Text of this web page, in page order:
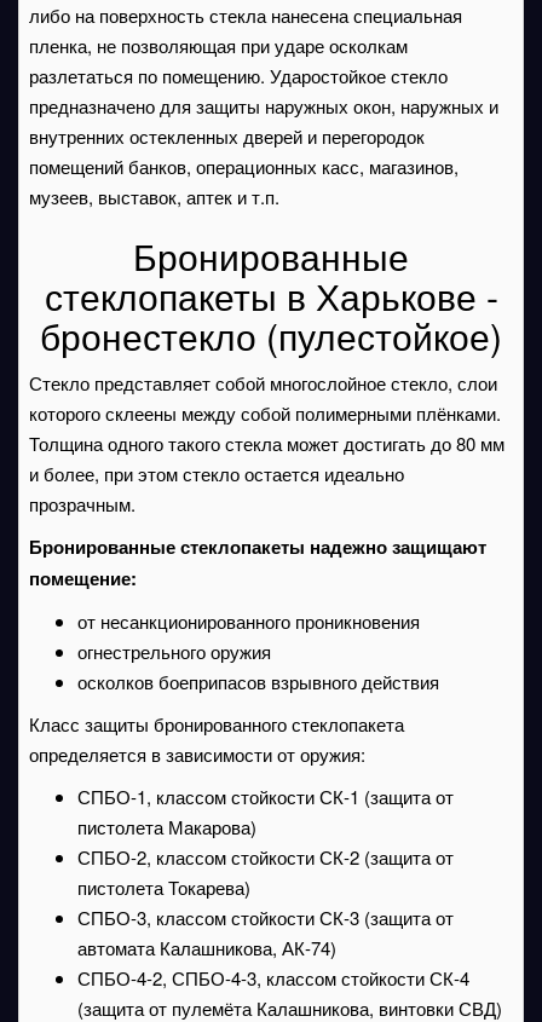
либо на поверхность стекла нанесена специальная
пленка, не позволяющая при ударе осколкам
разлетаться по помещению. Ударостойкое стекло
предназначено для защиты наружных окон, наружных и
внутренних остекленных дверей и перегородок
помещений банков, операционных касс, магазинов,
музеев, выставок, аптек и т.п.
Бронированные
стеклопакеты в Харькове -
бронестекло (пулестойкое)
Стекло представляет собой многослойное стекло, слои
которого склеены между собой полимерными плёнками.
Толщина одного такого стекла может достигать до 80 мм
и более, при этом стекло остается идеально
прозрачным.
Бронированные стеклопакеты надежно защищают
помещение:
от несанкционированного проникновения
огнестрельного оружия
осколков боеприпасов взрывного действия
Класс защиты бронированного стеклопакета
определяется в зависимости от оружия:
СПБО-1, классом стойкости СК-1 (защита от
пистолета Макарова)
СПБО-2, классом стойкости СК-2 (защита от
пистолета Токарева)
СПБО-3, классом стойкости СК-3 (защита от
автомата Калашникова, АК-74)
СПБО-4-2, СПБО-4-3, классом стойкости СК-4
(защита от пулемёта Калашникова, винтовки СВД)